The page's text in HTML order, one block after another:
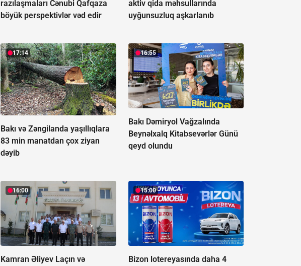
razılaşmaları Cənubi Qafqaza
böyük perspektivlər vəd edir
aktiv qida məhsullarında
uyğunsuzluq aşkarlanıb
17:14
Bakı və Zəngilanda yaşıllıqlara
83 min manatdan çox ziyan
dəyib
16:55
Bakı Dəmiryol Vağzalında
Beynəlxalq Kitabsevərlər Günü
qeyd olundu
16:00
Kamran Əliyev Laçın və
15:00
Bizon lotereyasında daha 4